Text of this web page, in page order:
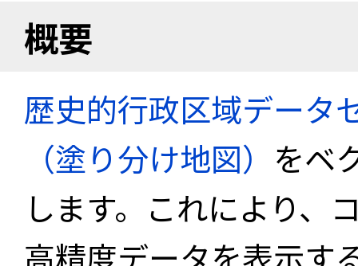
概要
歴史的行政区域データ
（塗り分け地図） をベ
します。これにより、
高精度データを表示す